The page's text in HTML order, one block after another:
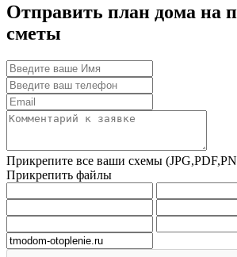
Отправить план дома на
сметы
Прикрепите все ваши схемы
Прикрепить файлы